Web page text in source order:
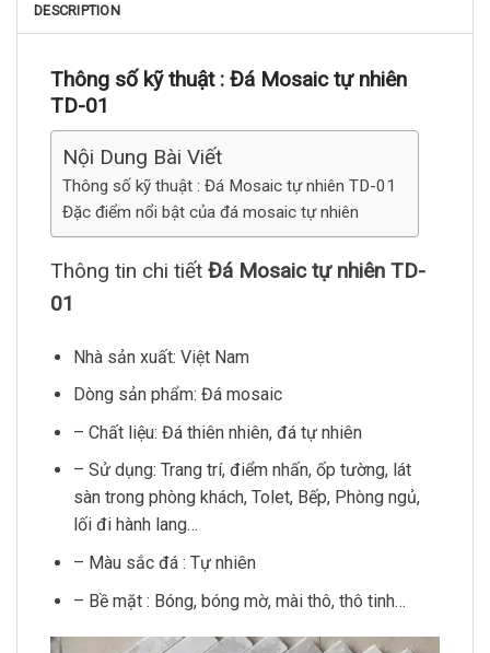
DESCRIPTION
Thông số kỹ thuật : Đá Mosaic tự nhiên
TD-01
Nội Dung Bài Viết
Thông số kỹ thuật : Đá Mosaic tự nhiên TD-01
Đặc điểm nổi bật của đá mosaic tự nhiên
Thông tin chi tiết Đá Mosaic tự nhiên TD-
01
Nhà sản xuất: Việt Nam
Dòng sản phẩm: Đá mosaic
– Chất liệu: Đá thiên nhiên, đá tự nhiên
– Sử dụng: Trang trí, điểm nhấn, ốp tường, lát
sàn trong phòng khách, Tolet, Bếp, Phòng ngủ,
lối đi hành lang…
– Màu sắc đá : Tự nhiên
– Bề mặt : Bóng, bóng mờ, mài thô, thô tinh…